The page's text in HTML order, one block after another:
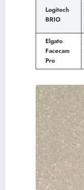
Logitech
BRIO
Elgato
Facecam
Pro